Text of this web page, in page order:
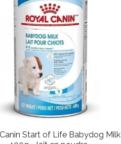
Start of Life Babydog Milk